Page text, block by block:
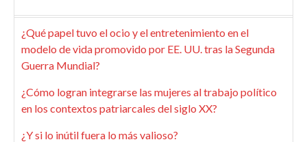
¿Qué papel tuvo el ocio y el entretenimiento en el
modelo de vida promovido por EE. UU. tras la Segunda
Guerra Mundial?
¿Cómo logran integrarse las mujeres al trabajo político
en los contextos patriarcales del siglo XX?
¿Y si lo inútil fuera lo más valioso?